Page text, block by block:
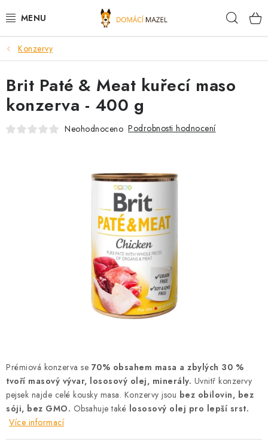
na
DOPORUČUJEME
VÝPRODEJ SKLADU
PSI
HODNOCENÍ OBCHODU
DOPRAVA PO OSTRAVĚ, HLUČÍNĚ A OKOLÍ
Kontakt Možnosti dopravy
Konzervy
Prémiová konzerva se 70% obsahem masa a zbylých 30 %
tvoří masový vývar, lososový olej, minerály. Uvnitř konzervy
pejsek najde celé kousky masa. Konzervy jsou bez obilovin, bez
sóji, bez GMO. Obsahuje také lososový olej pro lepší srst.
Více informací
Brit Paté & Meat kuřecí maso
konzerva - 400 g
Neohodnoceno Podrobnosti hodnocení